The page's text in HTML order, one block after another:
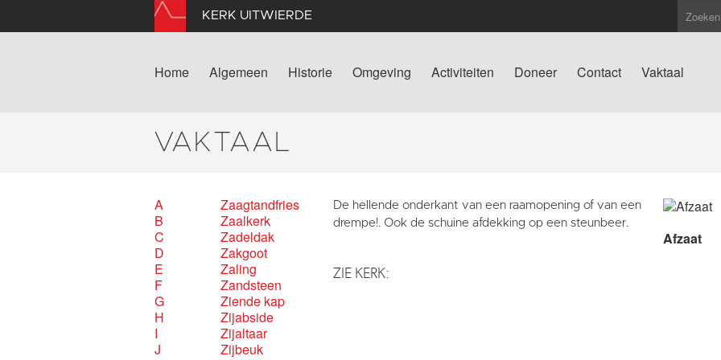
KERK UITWIERDE
Home Algemeen Historie Omgeving Activiteiten Doneer Contact Vaktaal
VAKTAAL
A
B
C
D
E
F
G
H
I
J
Zaagtandfries
Zaalkerk
Zadeldak
Zakgoot
Zaling
Zandsteen
Ziende kap
Zijabside
Zijaltaar
Zijbeuk
De hellende onderkant van een raamopening of van een
drempe!. Ook de schuine afdekking op een steunbeer.
ZIE KERK:
Afzaat